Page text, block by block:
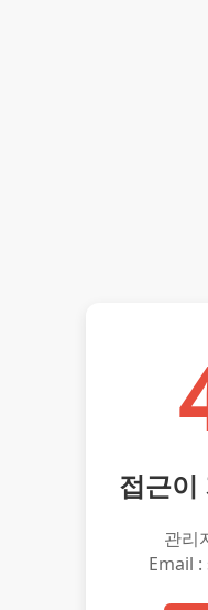
접근이
관리
Email